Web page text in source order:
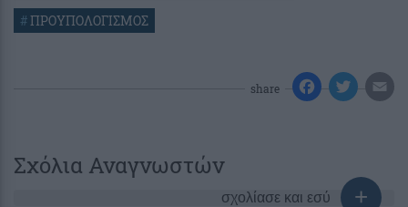
#ΠΡΟΥΠΟΛΟΓΙΣΜΟΣ
share
Σχόλια Αναγνωστών
σχολίασε και εσύ